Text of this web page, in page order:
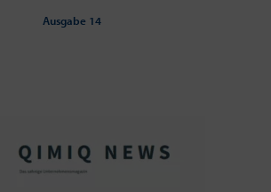
Ausgabe 14